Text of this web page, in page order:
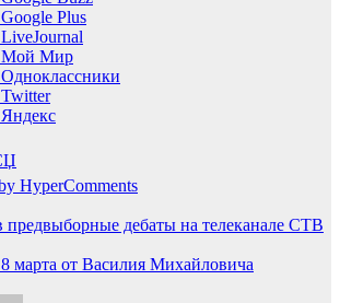
HyperComments
дебаты на телеканале СТВ
марта от Василия Михайловича